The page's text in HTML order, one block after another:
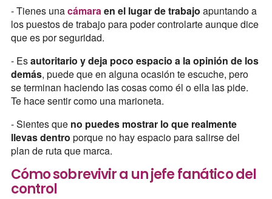
- Tienes unacámaraen el lugar de trabajo apuntando a
los puestos de trabajopara poder controlarte aunque dice
que es por seguridad.
- Esautoritario y deja poco espacio a la opinión de los
demás, puede que en alguna ocasión te escuche, pero
se terminan haciendo las cosas como él o ella las pide.
Te hace sentir como una marioneta.
- Sientes que no puedes mostrar lo que realmente
llevas dentro porque no hay espacio para salirse del
plan de ruta que marca.
Cómo sobrevivir a un jefe fanático del
control